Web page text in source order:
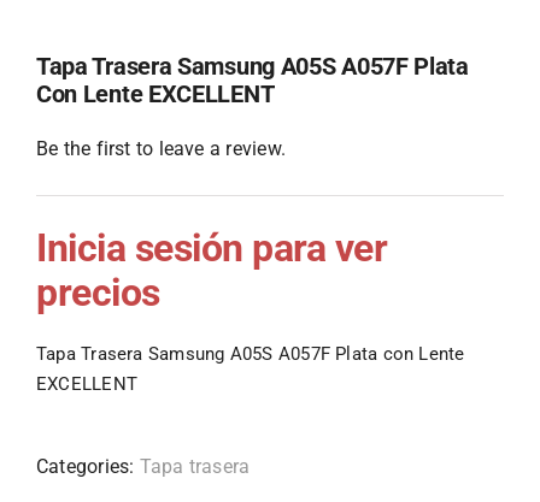
Tapa Trasera Samsung A05S A057F Plata
Con Lente EXCELLENT
Be the first to leave a review.
Inicia sesión para ver
precios
Tapa Trasera Samsung A05S A057F Plata con Lente
EXCELLENT
Categories: Tapa trasera